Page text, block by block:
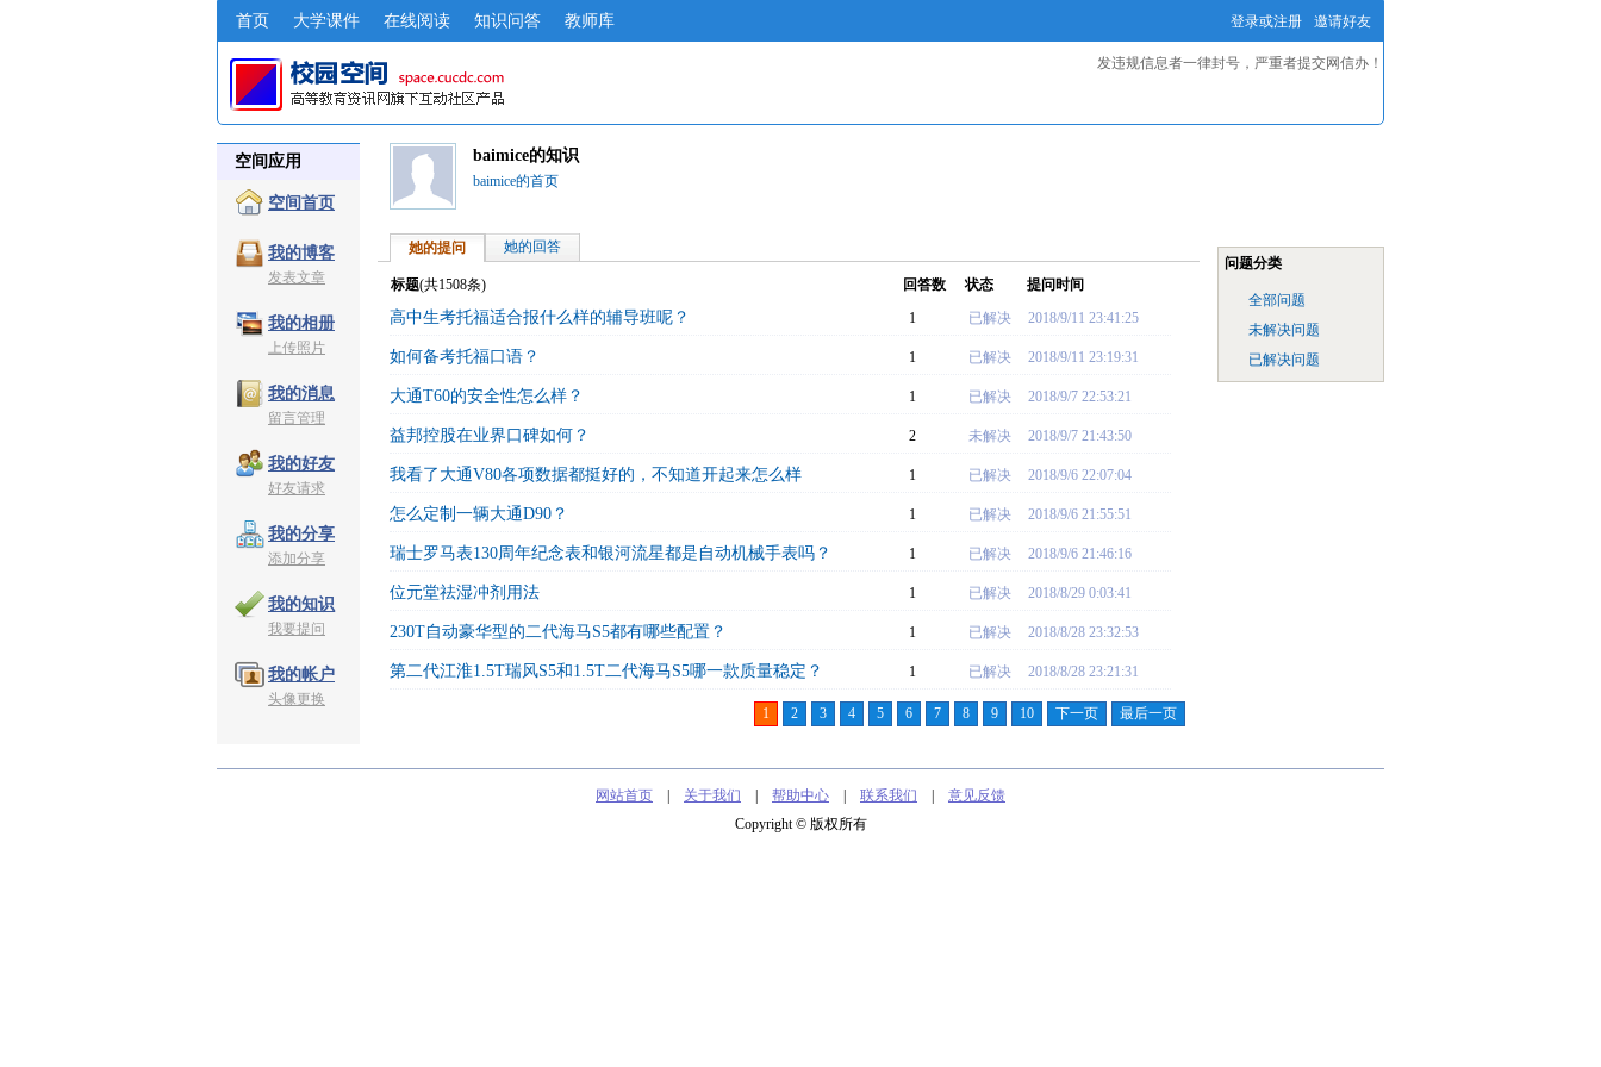
登录或注册 邀请好友
首页 大学课件 在线阅读 知识问答 教师库
发违规信息者一律封号，严重者提交网信办！
空间应用
空间首页
我的博客
发表文章
我的相册
上传照片
我的消息
留言管理
我的好友
好友请求
我的分享
添加分享
我的知识
我要提问
我的帐户
头像更换
baimice的知识
baimice的首页
她的提问 她的回答
标题(共1508条) 回答数 状态 提问时间
高中生考托福适合报什么样的辅导班呢？ 1 已解决 2018/9/11 23:41:25
如何备考托福口语？ 1 已解决 2018/9/11 23:19:31
大通T60的安全性怎么样？ 1 已解决 2018/9/7 22:53:21
益邦控股在业界口碑如何？ 2 未解决 2018/9/7 21:43:50
我看了大通V80各项数据都挺好的，不知道开起来怎么样 1 已解决 2018/9/6 22:07:04
怎么定制一辆大通D90？ 1 已解决 2018/9/6 21:55:51
瑞士罗马表130周年纪念表和银河流星都是自动机械手表吗？ 1 已解决 2018/9/6 21:46:16
位元堂祛湿冲剂用法 1 已解决 2018/8/29 0:03:41
230T自动豪华型的二代海马S5都有哪些配置？ 1 已解决 2018/8/28 23:32:53
第二代江淮1.5T瑞风S5和1.5T二代海马S5哪一款质量稳定？ 1 已解决 2018/8/28 23:21:31
1 2 3 4 5 6 7 8 9 10 下一页 最后一页
问题分类
全部问题
未解决问题
已解决问题
网站首页 关于我们 帮助中心 联系我们
意见反馈
Copyright © 版权所有